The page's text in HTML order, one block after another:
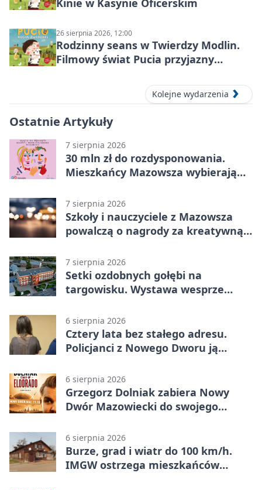
26 sierpnia 2026, 12:00
Rodzinny seans w Twierdzy Modlin.
Filmowy świat Pucia przyjazny
Kolejne wydarzenia
Ostatnie Artykuły
7 sierpnia 2026
30 mln zł do rozdysponowania.
Mieszkańcy Mazowsza wybierają
7 sierpnia 2026
Szkoły i nauczyciele z Mazowsza
powalczą o nagrody za kreatywną
7 sierpnia 2026
Setki ozdobnych gołębi na
targowisku. Wystawa wesprze
6 sierpnia 2026
Cztery lata bez stałego adresu.
Policjanci z Nowego Dworu ją
6 sierpnia 2026
Grzegorz Dolniak zabiera Nowy
Dwór Mazowiecki do swojego
6 sierpnia 2026
Burze, grad i wiatr do 100 km/h.
IMGW ostrzega mieszkańców